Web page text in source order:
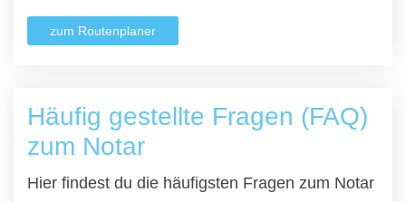
zum Routenplaner
Häufig gestellte Fragen (FAQ)
zum Notar
Hier findest du die häufigsten Fragen zum Notar